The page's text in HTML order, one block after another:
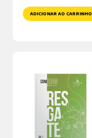
ADICIONAR AO CARRINHO